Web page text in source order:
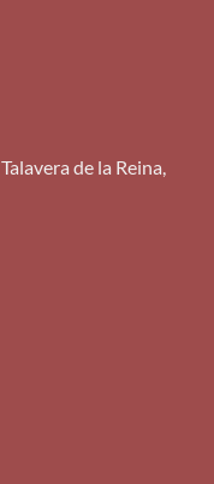
de la Reina,